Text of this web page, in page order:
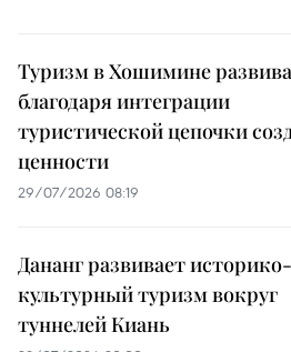
Туризм в Хошимине
благодаря интеграции
туристической цепочки
ценности
29/07/2026 08:19
Дананг развивает историко-
культурный туризм вокруг
туннелей Киань